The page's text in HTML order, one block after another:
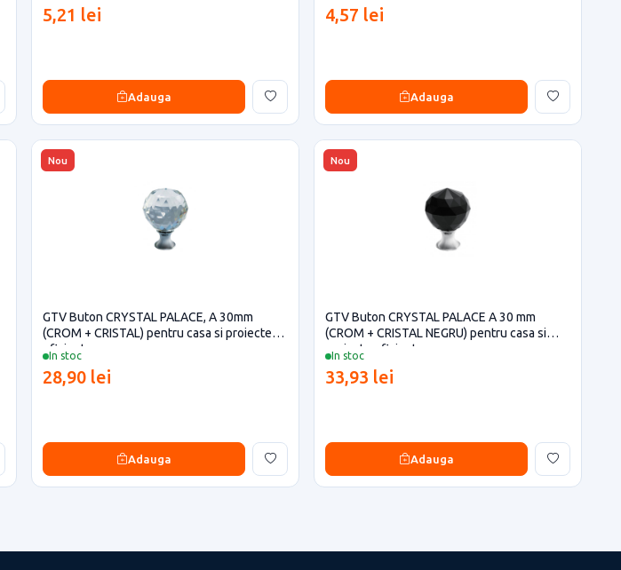
5,21 lei
Adauga
4,57 lei
Adauga
Nou
In stoc
GTV Buton CRYSTAL PALACE, A 30mm
(CROM + CRISTAL) pentru casa si proiecte
eficiente
28,90 lei
Adauga
Nou
In stoc
GTV Buton CRYSTAL PALACE A 30 mm
(CROM + CRISTAL NEGRU) pentru casa si
proiecte eficiente
33,93 lei
Adauga